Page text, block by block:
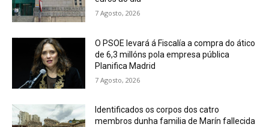
7 Agosto, 2026
O PSOE levará á Fiscalía a compra do ático
de 6,3 millóns pola empresa pública
Planifica Madrid
7 Agosto, 2026
Identificados os corpos dos catro
membros dunha familia de Marín fallecida